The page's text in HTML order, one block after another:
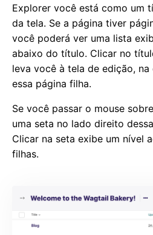
Explorer você está como um
da tela. Se a página tiver
você poderá ver uma lista
abaixo do título. Clicar no
leva você à tela de edição,
essa página filha.
Se você passar o mouse
uma seta no lado direito
Clicar na seta exibe um nível
filhas.